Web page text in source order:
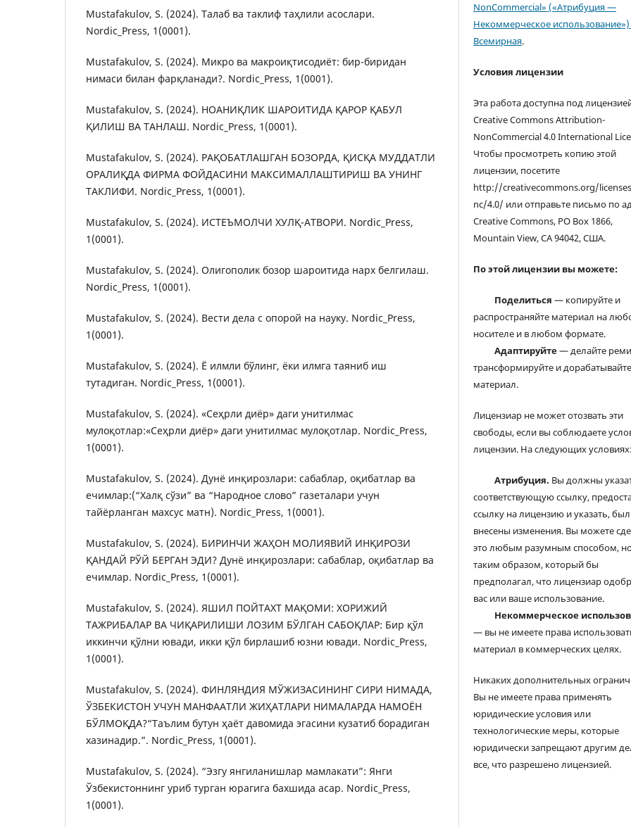
Mustafakulov, S. (2024). Талаб ва таклиф таҳлили асослари.
Nordic_Press, 1(0001).
Mustafakulov, S. (2024). Микро ва макроиқтисодиёт: бир-биридан
нимаси билан фарқланади?. Nordic_Press, 1(0001).
Mustafakulov, S. (2024). НОАНИҚЛИК ШАРОИТИДА ҚАРОР ҚАБУЛ
ҚИЛИШ ВА ТАНЛАШ. Nordic_Press, 1(0001).
Mustafakulov, S. (2024). РАҚОБАТЛАШГАН БОЗОРДА, ҚИСҚА МУДДАТЛИ
ОРАЛИҚДА ФИРМА ФОЙДАСИНИ МАКСИМАЛЛАШТИРИШ ВА УНИНГ
ТАКЛИФИ. Nordic_Press, 1(0001).
Mustafakulov, S. (2024). ИСТЕЪМОЛЧИ ХУЛҚ-АТВОРИ. Nordic_Press,
1(0001).
Mustafakulov, S. (2024). Олигополик бозор шароитида нарх белгилаш.
Nordic_Press, 1(0001).
Mustafakulov, S. (2024). Вести дела с опорой на науку. Nordic_Press,
1(0001).
Mustafakulov, S. (2024). Ё илмли бўлинг, ёки илмга таяниб иш
тутадиган. Nordic_Press, 1(0001).
Mustafakulov, S. (2024). «Сеҳрли диёр» даги унитилмас
мулоқотлар:«Сеҳрли диёр» даги унитилмас мулоқотлар. Nordic_Press,
1(0001).
Mustafakulov, S. (2024). Дунё инқирозлари: сабаблар, оқибатлар ва
ечимлар:(“Халқ сўзи” ва “Народное слово” газеталари учун
тайёрланган махсус матн). Nordic_Press, 1(0001).
Mustafakulov, S. (2024). БИРИНЧИ ЖАҲОН МОЛИЯВИЙ ИНҚИРОЗИ
ҚАНДАЙ РЎЙ БЕРГАН ЭДИ? Дунё инқирозлари: сабаблар, оқибатлар ва
ечимлар. Nordic_Press, 1(0001).
Mustafakulov, S. (2024). ЯШИЛ ПОЙТАХТ МАҚОМИ: ХОРИЖИЙ
ТАЖРИБАЛАР ВА ЧИҚАРИЛИШИ ЛОЗИМ БЎЛГАН САБОҚЛАР: Бир қўл
иккинчи қўлни ювади, икки қўл бирлашиб юзни ювади. Nordic_Press,
1(0001).
Mustafakulov, S. (2024). ФИНЛЯНДИЯ МЎЖИЗАСИНИНГ СИРИ НИМАДА,
ЎЗБЕКИСТОН УЧУН МАНФААТЛИ ЖИҲАТЛАРИ НИМАЛАРДА НАМОЁН
БЎЛМОҚДА?“Таълим бутун ҳаёт давомида эгасини кузатиб борадиган
хазинадир.”. Nordic_Press, 1(0001).
Mustafakulov, S. (2024). “Эзгу янгиланишлар мамлакати”: Янги
Ўзбекистоннинг уриб турган юрагига бахшида асар. Nordic_Press,
1(0001).
NonCommercial» («Атрибуция —
Некоммерческое использование»)
Всемирная.
Условия лицензии
Эта работа доступна под
Creative Commons Attribution-
NonCommercial 4.0 International
Чтобы просмотреть копию этой
лицензии, посетите
http://creativecommons.org/
nc/4.0/ или отправьте письмо по
Creative Commons, PO Box 1866,
Mountain View, CA 94042, США.
По этой лицензии вы можете:
Поделиться — копируйте и
распространяйте материал на
носителе и в любом формате.
Адаптируйте— делайте
трансформируйте и
материал.
Лицензиар не может отозвать эти
свободы, если вы соблюдаете
лицензии. На следующих
Атрибуция. Вы должны
соответствующую ссылку,
ссылку на лицензию и указать,
внесены изменения. Вы можете
это любым разумным способом,
таким образом, который бы
предполагал, что лицензиар
вас или ваше использование.
Некоммерческое
— вы не имеете права
материал в коммерческих целях.
Никаких дополнительных
Вы не имеете права применять
юридические условия или
технологические меры, которые
юридически запрещают другим
все, что разрешено лицензией.